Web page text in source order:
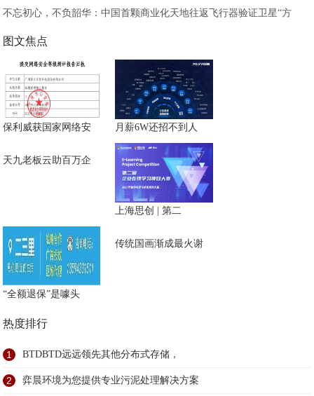
不忘初心，不负韶华：中国首颗商业化天地往返飞行器验证卫星“方
图文焦点
保利威获国家网络安 月薪6W还招不到人
天九老板云助百万企
上海思创 | 第二
“全额退保”是噱头
传统国画渐成最火谢
热度排行
1 BTDBTD远远领先其他分布式存储，
2 弈晨环境为您提供专业污泥处理解决方案